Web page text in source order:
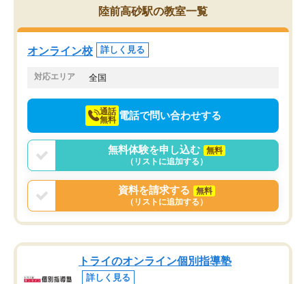
PR等の添削において）。そして、なに
より自習室が解放されている点がよか
ったです。友達と好きな時間に自習
し、お互いを高めあえる環境がありま
る適正等についても詳し
でき、メンターの方々も
けてらっしゃいますので
陸前高砂駅の教室一覧
オンライン校 詳しく見る
対応エリア 全国
通話
無料 電話で問い合わせする
無料体験を申し込む
無料
（リストに追加する）
資料を請求する
無料
（リストに追加する）
トライのオンライン個別指導塾
詳しく見る